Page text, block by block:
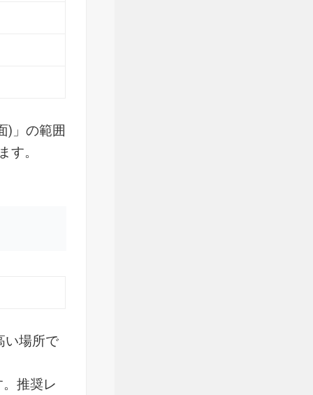
)」の範囲
す。
い場所で
推奨レ